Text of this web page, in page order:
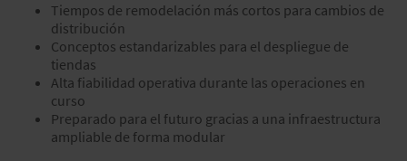
Tiempos de remodelación más cortos para cambios de
distribución
Conceptos estandarizables para el despliegue de
tiendas
Alta fiabilidad operativa durante las operaciones en
curso
Preparado para el futuro gracias a una infraestructura
ampliable de forma modular